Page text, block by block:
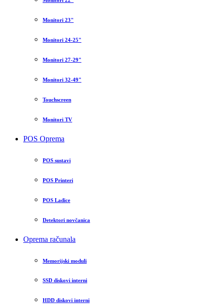
Monitori 23"
Monitori 24-25"
Monitori 27-29"
Monitori 32-49"
Touchscreen
Monitori TV
POS Oprema
POS sustavi
POS Printeri
POS Ladice
Detektori novčanica
Oprema računala
Memorijski moduli
SSD diskovi interni
HDD diskovi interni